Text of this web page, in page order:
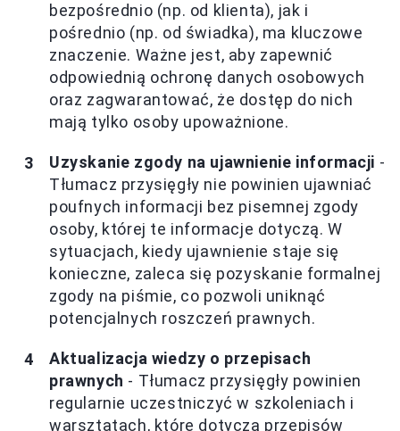
bezpośrednio (np. od klienta), jak i
pośrednio (np. od świadka), ma kluczowe
znaczenie. Ważne jest, aby zapewnić
odpowiednią ochronę danych osobowych
oraz zagwarantować, że dostęp do nich
mają tylko osoby upoważnione.
Uzyskanie zgody na ujawnienie informacji -
Tłumacz przysięgły nie powinien ujawniać
poufnych informacji bez pisemnej zgody
osoby, której te informacje dotyczą. W
sytuacjach, kiedy ujawnienie staje się
konieczne, zaleca się pozyskanie formalnej
zgody na piśmie, co pozwoli uniknąć
potencjalnych roszczeń prawnych.
Aktualizacja wiedzy o przepisach
prawnych - Tłumacz przysięgły powinien
regularnie uczestniczyć w szkoleniach i
warsztatach, które dotyczą przepisów